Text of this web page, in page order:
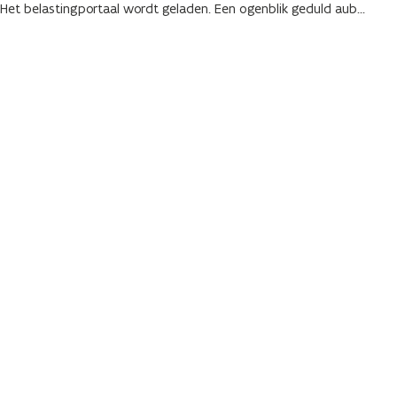
Het belastingportaal wordt geladen. Een ogenblik geduld aub...